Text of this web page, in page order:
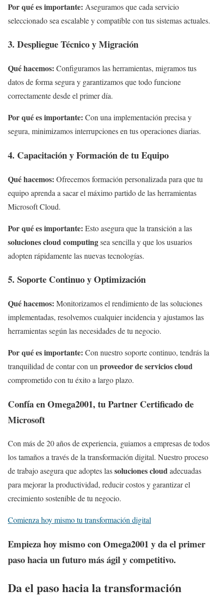
Por qué es importante: Aseguramos que cada servicio
seleccionado sea escalable y compatible con tus sistemas actuales.
3. Despliegue Técnico y Migración
Qué hacemos: Configuramos las herramientas, migramos tus
datos de forma segura y garantizamos que todo funcione
correctamente desde el primer día.
Por qué es importante: Con una implementación precisa y
segura, minimizamos interrupciones en tus operaciones diarias.
4. Capacitación y Formación de tu Equipo
Qué hacemos: Ofrecemos formación personalizada para que tu
equipo aprenda a sacar el máximo partido de las herramientas
Microsoft Cloud.
Por qué es importante: Esto asegura que la transición a las
soluciones cloud computingsea sencilla y que los usuarios
adopten rápidamente las nuevas tecnologías.
5. Soporte Continuo y Optimización
Qué hacemos: Monitorizamos el rendimiento de las soluciones
implementadas, resolvemos cualquier incidencia y ajustamos las
herramientas según las necesidades de tu negocio.
Por qué es importante: Con nuestro soporte continuo, tendrás la
tranquilidad de contar con un proveedor de servicios cloud
comprometido con tu éxito a largo plazo.
Confía en Omega2001, tu Partner Certificado de
Microsoft
Con más de 20 años de experiencia, guiamos a empresas de todos
los tamaños a través de la transformación digital. Nuestro proceso
de trabajo asegura que adoptes lassoluciones cloudadecuadas
para mejorar la productividad, reducir costos y garantizar el
crecimiento sostenible de tu negocio.
Comienza hoy mismo tu transformación digital
Empieza hoy mismo con Omega2001 y da el primer
paso hacia un futuro más ágil y competitivo.
Da el paso hacia la transformación